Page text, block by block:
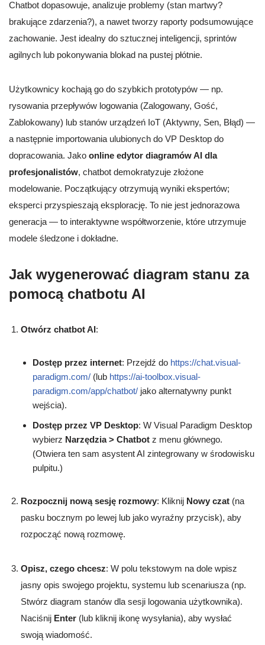
Chatbot dopasowuje, analizuje problemy (stan martwy?
brakujące zdarzenia?), a nawet tworzy raporty podsumowujące
zachowanie. Jest idealny do sztucznej inteligencji, sprintów
agilnych lub pokonywania blokad na pustej płótnie.
Użytkownicy kochają go do szybkich prototypów — np.
rysowania przepływów logowania (Zalogowany, Gość,
Zablokowany) lub stanów urządzeń IoT (Aktywny, Sen, Błąd) —
a następnie importowania ulubionych do VP Desktop do
dopracowania. Jako online edytor diagramów AI dla
profesjonalistów, chatbot demokratyzuje złożone
modelowanie. Początkujący otrzymują wyniki ekspertów;
eksperci przyspieszają eksplorację. To nie jest jednorazowa
generacja — to interaktywne współtworzenie, które utrzymuje
modele śledzone i dokładne.
Jak wygenerować diagram stanu za
pomocą chatbotu AI
Otwórz chatbot AI:
Dostęp przez internet: Przejdź do https://chat.visual-
paradigm.com/ (lub https://ai-toolbox.visual-
paradigm.com/app/chatbot/ jako alternatywny punkt
wejścia).
Dostęp przez VP Desktop: W Visual Paradigm Desktop
wybierz Narzędzia > Chatbot z menu głównego.
(Otwiera ten sam asystent AI zintegrowany w środowisku
pulpitu.)
Rozpocznij nową sesję rozmowy: Kliknij Nowy czat (na
pasku bocznym po lewej lub jako wyraźny przycisk), aby
rozpocząć nową rozmowę.
Opisz, czego chcesz: W polu tekstowym na dole wpisz
jasny opis swojego projektu, systemu lub scenariusza (np.
Stwórz diagram stanów dla sesji logowania użytkownika).
Naciśnij Enter (lub kliknij ikonę wysyłania), aby wysłać
swoją wiadomość.